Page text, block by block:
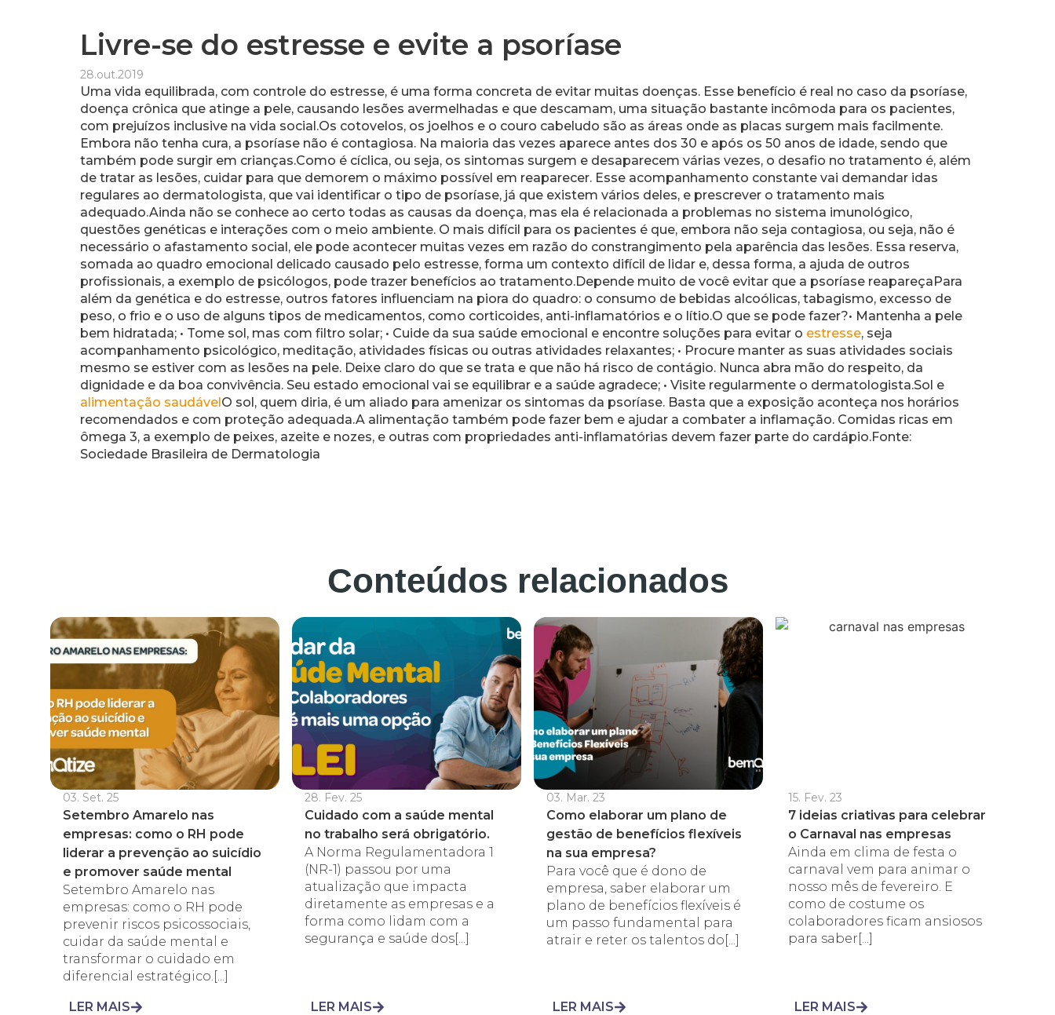
Livre-se do estresse e evite a psoríase
28.out.2019
Uma vida equilibrada, com controle do estresse, é uma forma concreta de evitar muitas doenças. Esse benefício é real no caso da psoríase,
doença crônica que atinge a pele, causando lesões avermelhadas e que descamam, uma situação bastante incômoda para os pacientes,
com prejuízos inclusive na vida social.Os cotovelos, os joelhos e o couro cabeludo são as áreas onde as placas surgem mais facilmente.
Embora não tenha cura, a psoríase não é contagiosa. Na maioria das vezes aparece antes dos 30 e após os 50 anos de idade, sendo que
também pode surgir em crianças.Como é cíclica, ou seja, os sintomas surgem e desaparecem várias vezes, o desafio no tratamento é, além
de tratar as lesões, cuidar para que demorem o máximo possível em reaparecer. Esse acompanhamento constante vai demandar idas
regulares ao dermatologista, que vai identificar o tipo de psoríase, já que existem vários deles, e prescrever o tratamento mais
adequado.Ainda não se conhece ao certo todas as causas da doença, mas ela é relacionada a problemas no sistema imunológico,
questões genéticas e interações com o meio ambiente. O mais difícil para os pacientes é que, embora não seja contagiosa, ou seja, não é
necessário o afastamento social, ele pode acontecer muitas vezes em razão do constrangimento pela aparência das lesões. Essa reserva,
somada ao quadro emocional delicado causado pelo estresse, forma um contexto difícil de lidar e, dessa forma, a ajuda de outros
profissionais, a exemplo de psicólogos, pode trazer benefícios ao tratamento.Depende muito de você evitar que a psoríase reapareçaPara
além da genética e do estresse, outros fatores influenciam na piora do quadro: o consumo de bebidas alcoólicas, tabagismo, excesso de
peso, o frio e o uso de alguns tipos de medicamentos, como corticoides, anti-inflamatórios e o lítio.O que se pode fazer?• Mantenha a pele
bem hidratada; • Tome sol, mas com filtro solar; • Cuide da sua saúde emocional e encontre soluções para evitar o estresse, seja
acompanhamento psicológico, meditação, atividades físicas ou outras atividades relaxantes; • Procure manter as suas atividades sociais
mesmo se estiver com as lesões na pele. Deixe claro do que se trata e que não há risco de contágio. Nunca abra mão do respeito, da
dignidade e da boa convivência. Seu estado emocional vai se equilibrar e a saúde agradece; • Visite regularmente o dermatologista.Sol e
alimentação saudávelO sol, quem diria, é um aliado para amenizar os sintomas da psoríase. Basta que a exposição aconteça nos horários
recomendados e com proteção adequada.A alimentação também pode fazer bem e ajudar a combater a inflamação. Comidas ricas em
ômega 3, a exemplo de peixes, azeite e nozes, e outras com propriedades anti-inflamatórias devem fazer parte do cardápio.Fonte:
Sociedade Brasileira de Dermatologia
Conteúdos relacionados
03. Set. 25
Setembro Amarelo nas
empresas: como o RH pode
liderar a prevenção ao suicídio
e promover saúde mental
Setembro Amarelo nas
empresas: como o RH pode
prevenir riscos psicossociais,
cuidar da saúde mental e
transformar o cuidado em
diferencial estratégico.[...]
LER MAIS
28. Fev. 25
Cuidado com a saúde mental
no trabalho será obrigatório.
A Norma Regulamentadora 1
(NR-1) passou por uma
atualização que impacta
diretamente as empresas e a
forma como lidam com a
segurança e saúde dos[...]
LER MAIS
03. Mar. 23
Como elaborar um plano de
gestão de benefícios flexíveis
na sua empresa?
Para você que é dono de
empresa, saber elaborar um
plano de benefícios flexíveis é
um passo fundamental para
atrair e reter os talentos do[...]
LER MAIS
15. Fev. 23
7 ideias criativas para celebrar
o Carnaval nas empresas
Ainda em clima de festa o
carnaval vem para animar o
nosso mês de fevereiro. E
como de costume os
colaboradores ficam ansiosos
para saber[...]
LER MAIS